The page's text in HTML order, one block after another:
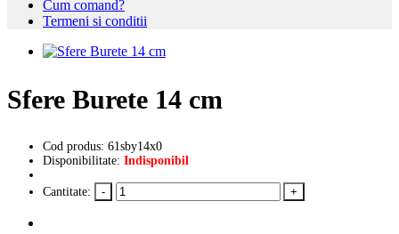
Cum comand?
Termeni si conditii
Sfere Burete 14 cm
Cod produs: 61sby14x0
Disponibilitate: Indisponibil
Cantitate: